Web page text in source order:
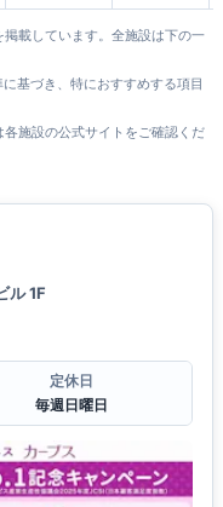
載しています。全施設は下の一
基づき、特におすすめする項目
施設の公式サイトをご確認くだ
ル 1F
定休日
毎週日曜日